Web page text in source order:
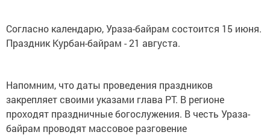
Согласно календарю, Ураза-байрам состоится 15 июня.
Праздник Курбан-байрам - 21 августа.
Напомним, что даты проведения праздников
закрепляет своими указами глава РТ. В регионе
проходят праздничные богослужения. В честь Ураза-
байрам проводят массовое разговение